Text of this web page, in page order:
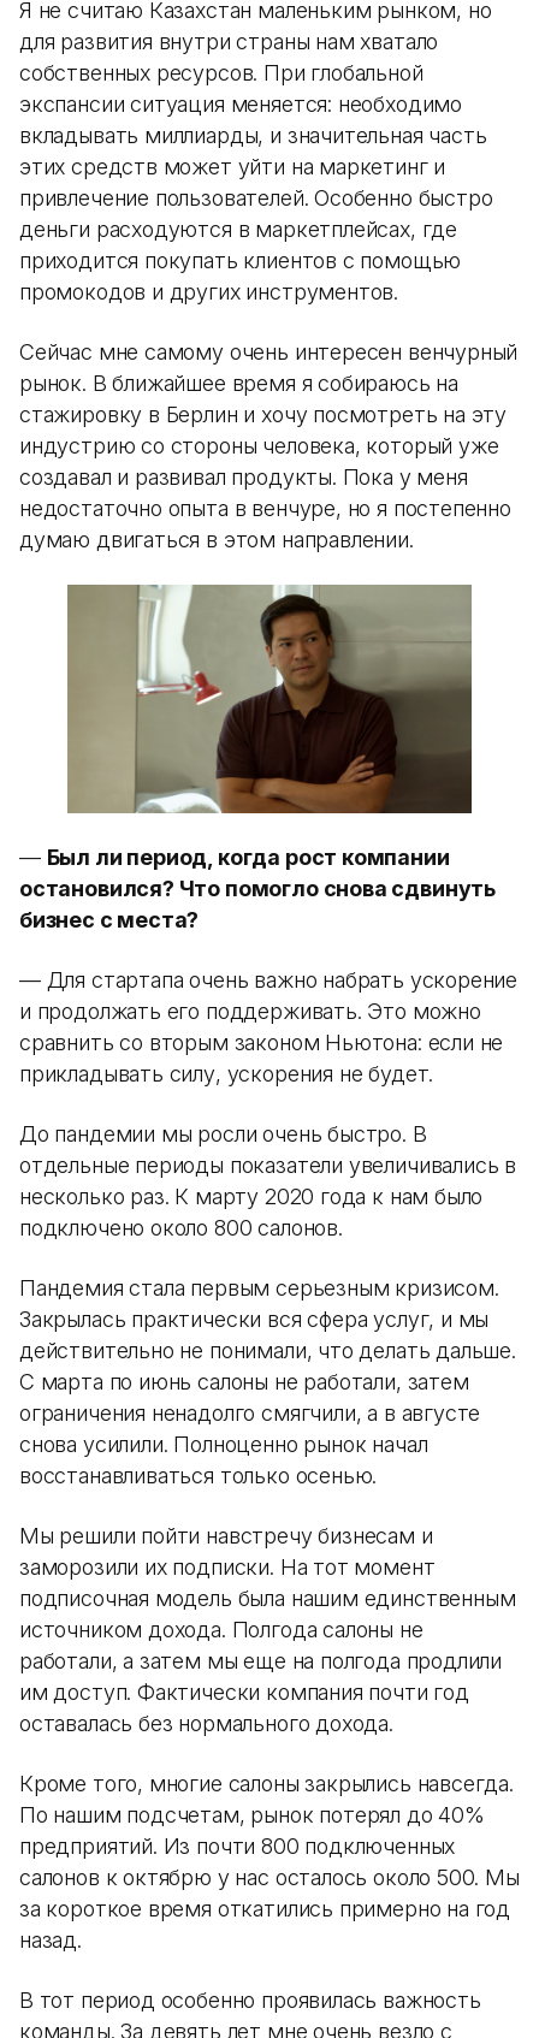
Я не считаю Казахстан маленьким рынком, но
для развития внутри страны нам хватало
собственных ресурсов. При глобальной
экспансии ситуация меняется: необходимо
вкладывать миллиарды, и значительная часть
этих средств может уйти на маркетинг и
привлечение пользователей. Особенно быстро
деньги расходуются в маркетплейсах, где
приходится покупать клиентов с помощью
промокодов и других инструментов.
Сейчас мне самому очень интересен венчурный
рынок. В ближайшее время я собираюсь на
стажировку в Берлин и хочу посмотреть на эту
индустрию со стороны человека, который уже
создавал и развивал продукты. Пока у меня
недостаточно опыта в венчуре, но я постепенно
думаю двигаться в этом направлении.
— Был ли период, когда рост компании
остановился? Что помогло снова сдвинуть
бизнес с места?
— Для стартапа очень важно набрать ускорение
и продолжать его поддерживать. Это можно
сравнить со вторым законом Ньютона: если не
прикладывать силу, ускорения не будет.
До пандемии мы росли очень быстро. В
отдельные периоды показатели увеличивались в
несколько раз. К марту 2020 года к нам было
подключено около 800 салонов.
Пандемия стала первым серьезным кризисом.
Закрылась практически вся сфера услуг, и мы
действительно не понимали, что делать дальше.
С марта по июнь салоны не работали, затем
ограничения ненадолго смягчили, а в августе
снова усилили. Полноценно рынок начал
восстанавливаться только осенью.
Мы решили пойти навстречу бизнесам и
заморозили их подписки. На тот момент
подписочная модель была нашим единственным
источником дохода. Полгода салоны не
работали, а затем мы еще на полгода продлили
им доступ. Фактически компания почти год
оставалась без нормального дохода.
Кроме того, многие салоны закрылись навсегда.
По нашим подсчетам, рынок потерял до 40%
предприятий. Из почти 800 подключенных
салонов к октябрю у нас осталось около 500. Мы
за короткое время откатились примерно на год
назад.
В тот период особенно проявилась важность
команды. За девять лет мне очень везло с